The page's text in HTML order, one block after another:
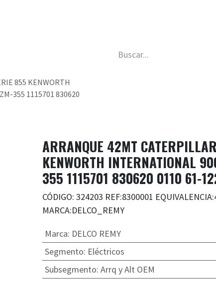
855 KENWORTH
355 1115701 830620
ARRANQUE 42MT
KENWORTH INTERNATIONAL
355 1115701 830620 0110 61-
CÓDIGO: 324203 REF:8300001
MARCA:DELCO_REMY
Marca: DELCO REMY
Segmento: Eléctricos
Subsegmento: Arrq y Alt OEM